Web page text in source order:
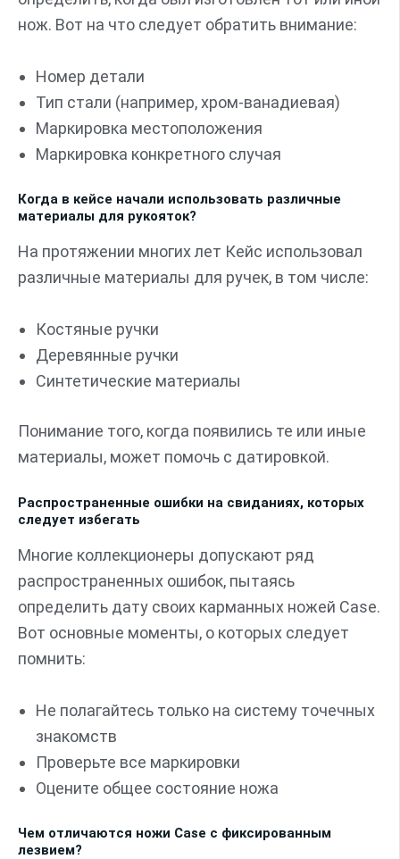
нож. Вот на что следует обратить внимание:
Номер детали
Тип стали (например, хром-ванадиевая)
Маркировка местоположения
Маркировка конкретного случая
Когда в кейсе начали использовать различные
материалы для рукояток?
На протяжении многих лет Кейс использовал
различные материалы для ручек, в том числе:
Костяные ручки
Деревянные ручки
Синтетические материалы
Понимание того, когда появились те или иные
материалы, может помочь с датировкой.
Распространенные ошибки на свиданиях, которых
следует избегать
Многие коллекционеры допускают ряд
распространенных ошибок, пытаясь
определить дату своих карманных ножей Case.
Вот основные моменты, о которых следует
помнить:
Не полагайтесь только на систему точечных
знакомств
Проверьте все маркировки
Оцените общее состояние ножа
Чем отличаются ножи Case с фиксированным
лезвием?